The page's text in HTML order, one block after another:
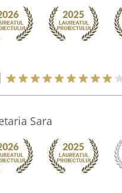
Sara